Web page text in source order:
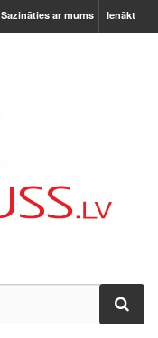
Ienākt
Sazināties ar mums